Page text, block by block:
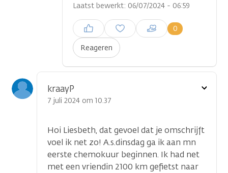
Laatst bewerkt: 06/07/2024 - 06:59
Reageren
0
Inloggen om een reactie te
plaatsen
kraayP
7 juli 2024 om 10.37
Hoi Liesbeth, dat gevoel dat je omschrijft
voel ik net zo! A.s.dinsdag ga ik aan mn
eerste chemokuur beginnen. Ik had net
met een vriendin 2100 km gefietst naar
Toon